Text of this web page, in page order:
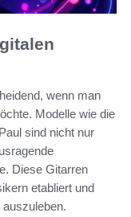
wenn man
Modelle wie die
sind nicht nur
Diese Gitarren
etabliert und